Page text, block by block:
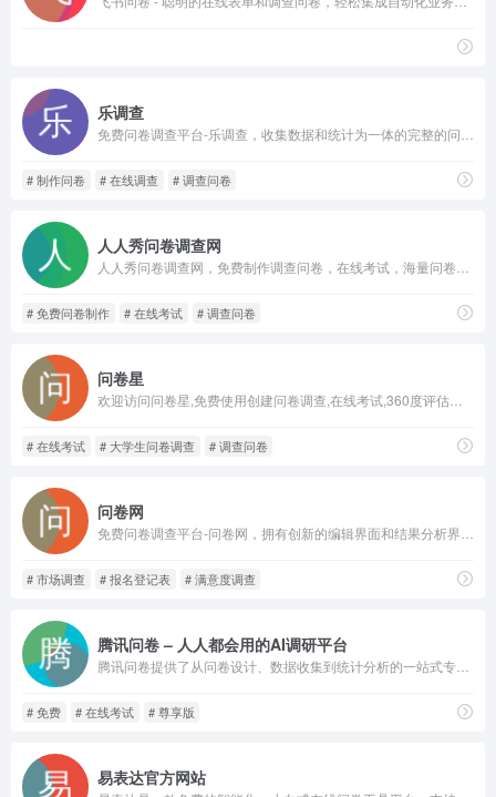
乐调查
# 制作问卷 # 在线调查 # 调查问卷
人人秀问卷调查网
# 免费问卷制作 # 在线考试 # 调查问卷
问卷星
# 在线考试 # 大学生问卷调查 # 调查问卷
问卷网
# 市场调查 # 报名登记表 # 满意度调查
腾讯问卷 – 人人都会用的AI调研平台
# 免费 # 在线考试 # 尊享版
易表达官方网站